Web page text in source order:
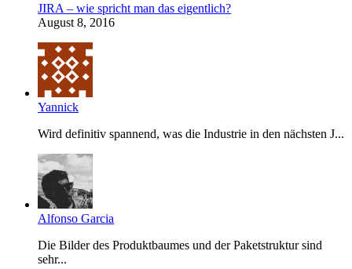
JIRA – wie spricht man das eigentlich?
August 8, 2016
Yannick
Wird definitiv spannend, was die Industrie in den nächsten J...
Alfonso Garcia
Die Bilder des Produktbaumes und der Paketstruktur sind
sehr...